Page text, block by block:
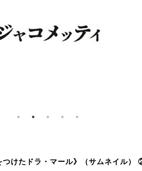
けたドラ・マール》（サムネイル